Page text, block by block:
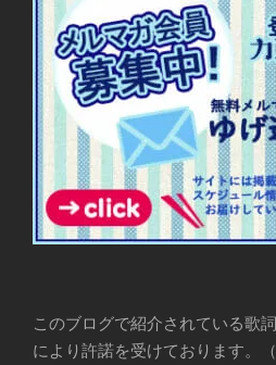
このブログで紹介されている歌
により許諾を受けております。